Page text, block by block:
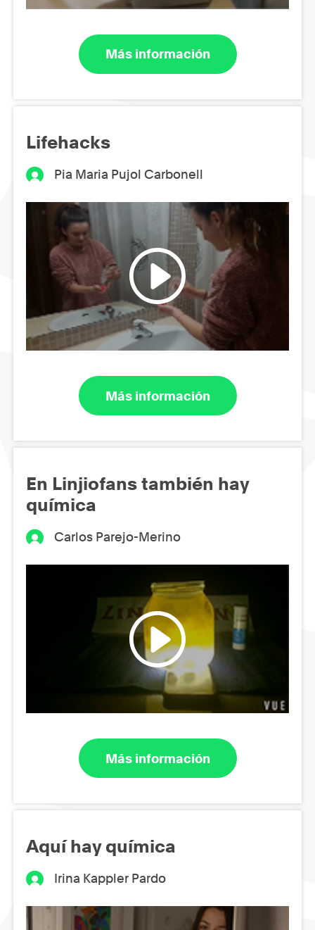
Más información
Lifehacks
Pia Maria Pujol Carbonell
Más información
En Linjiofans también hay
química
Carlos Parejo-Merino
Más información
Aquí hay química
Irina Kappler Pardo